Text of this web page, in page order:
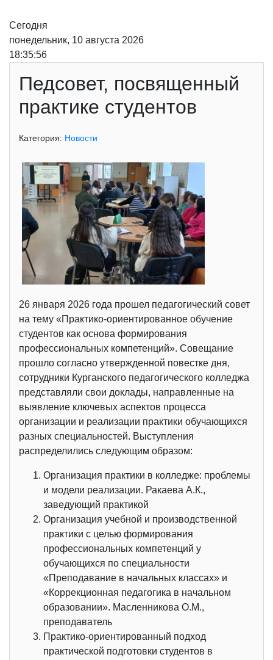
Сегодня
понедельник, 10 августа 2026
18:35:56
Педсовет, посвященный
практике студентов
Категория: Новости
26 января 2026 года прошел педагогический совет
на тему «Практико-ориентированное обучение
студентов как основа формирования
профессиональных компетенций». Совещание
прошло согласно утвержденной повестке дня,
сотрудники Курганского педагогического колледжа
представляли свои доклады, направленные на
выявление ключевых аспектов процесса
организации и реализации практики обучающихся
разных специальностей. Выступления
распределились следующим образом:
Организация практики в колледже: проблемы
и модели реализации. Ракаева А.К.,
заведующий практикой
Организация учебной и производственной
практики с целью формирования
профессиональных компетенций у
обучающихся по специальности
«Преподавание в начальных классах» и
«Коррекционная педагогика в начальном
образовании». Масленникова О.М.,
преподаватель
Практико-ориентированный подход
практической подготовки студентов в